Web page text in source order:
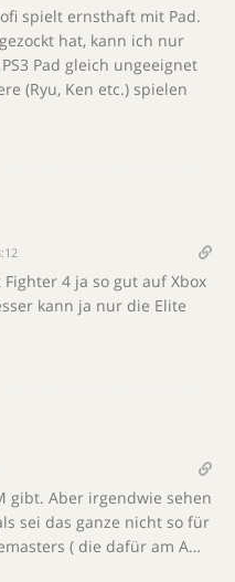
spielt ernsthaft mit Pad.
hat, kann ich nur
Pad gleich ungeeignet
(Ryu, Ken etc.) spielen
4 ja so gut auf Xbox
kann ja nur die Elite
gibt. Aber irgendwie sehen
sei das ganze nicht so für
( die dafür am A…